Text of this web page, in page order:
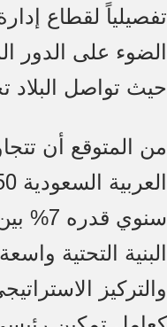
تفصيلياً لقطاع
حيث تواصل البلاد
من المتوقع أن
البنية التحتية
والتركيز